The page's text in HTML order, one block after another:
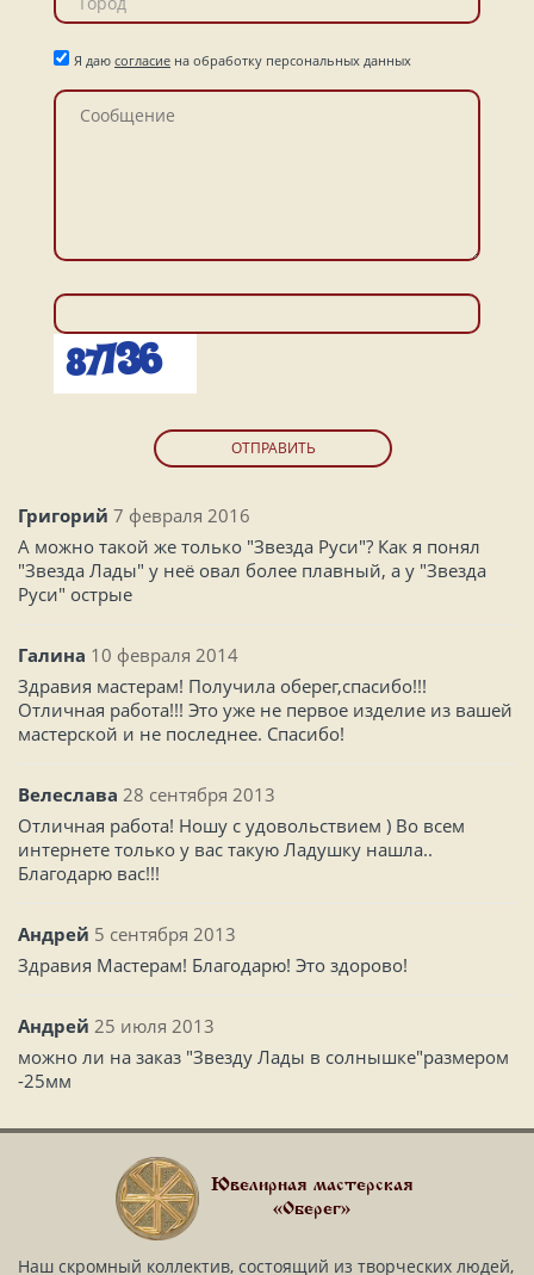
Я даю согласие на обработку персональных данных
ОТПРАВИТЬ
Григорий 7 февраля 2016
А можно такой же только "Звезда Руси"? Как я понял
"Звезда Лады" у неё овал более плавный, а у "Звезда
Руси" острые
Галина 10 февраля 2014
Здравия мастерам! Получила оберег,спасибо!!!
Отличная работа!!! Это уже не первое изделие из вашей
мастерской и не последнее. Спасибо!
Велеслава 28 сентября 2013
Отличная работа! Ношу с удовольствием ) Во всем
интернете только у вас такую Ладушку нашла..
Благодарю вас!!!
Андрей 5 сентября 2013
Здравия Мастерам! Благодарю! Это здорово!
Андрей 25 июля 2013
можно ли на заказ "Звезду Лады в солнышке"размером
-25мм
Ювелирная мастерская
«Оберег»
Наш скромный коллектив, состоящий из творческих людей,